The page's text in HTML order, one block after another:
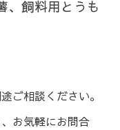
、飼料用とうも
ご相談ください。
お気軽にお問合